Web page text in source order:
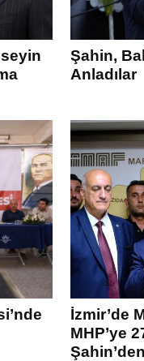
Şahin,
Anladılar
İzmir’de
MHP’ye